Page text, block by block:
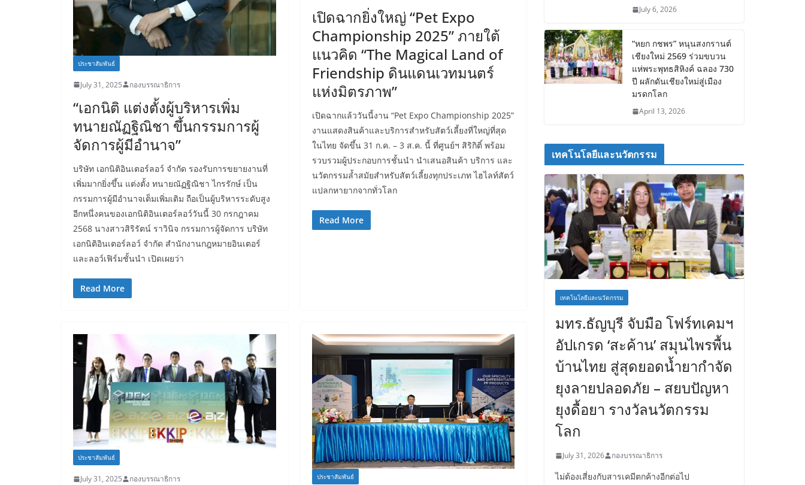
ประชาสัมพันธ์
July 31, 2025 กองบรรณาธิการ
“เอกนิติ แต่งตั้งผู้บริหารเพิ่ม
ทนายณัฏฐิณิชา ขึ้นกรรมการผู้
จัดการผู้มีอำนาจ”
บริษัท เอกนิติอินเตอร์ลอว์ จำกัด รองรับการขยายงานที่
เพิ่มมากยิ่งขึ้น แต่งตั้ง ทนายณัฏฐิณิชา ไกรรักษ์ เป็น
กรรมการผู้มีอำนาจเต็มเพิ่มเติม ถือเป็นผู้บริหารระดับสูง
อีกหนึ่งคนของเอกนิติอินเตอร์ลอว์วันนี้ 30 กรกฎาคม
2568 นางสาวสิริรัตน์ ราวินิจ กรรมการผู้จัดการ บริษัท
เอกนิติอินเตอร์ลอว์ จำกัด สำนักงานกฎหมายอินเตอร์
และลอว์เฟิร์มชั้นนำ เปิดเผยว่า
Read More
เปิดฉากยิ่งใหญ่ “Pet Expo
Championship 2025” ภายใต้
แนวคิด “The Magical Land of
Friendship ดินแดนเวทมนตร์
แห่งมิตรภาพ”
เปิดฉากแล้ววันนี้งาน “Pet Expo Championship 2025”
งานแสดงสินค้าและบริการสำหรับสัตว์เลี้ยงที่ใหญ่ที่สุด
ในไทย จัดขึ้น 31 ก.ค. – 3 ส.ค. นี้ ที่ศูนย์ฯ สิริกิติ์ พร้อม
รวบรวมผู้ประกอบการชั้นนำ นำเสนอสินค้า บริการ และ
นวัตกรรมล้ำสมัยสำหรับสัตว์เลี้ยงทุกประเภท ไฮไลท์สัตว์
แปลกหายากจากทั่วโลก
Read More
ประชาสัมพันธ์
July 31, 2025 กองบรรณาธิการ ประชาสัมพันธ์
July 6, 2026
“หยก กชพร” หนุนสงกรานต์
เชียงใหม่ 2569 ร่วมขบวน
แห่พระพุทธสิหิงค์ ฉลอง 730
ปี ผลักดันเชียงใหม่สู่เมือง
มรดกโลก
April 13, 2026
เทคโนโลยีและนวัตกรรม
เทคโนโลยีและนวัตกรรม
มทร.ธัญบุรี จับมือ โฟร์ทเคมฯ
อัปเกรด ‘สะค้าน’ สมุนไพรพื้น
บ้านไทย สู่สุดยอดน้ำยากำจัด
ยุงลายปลอดภัย – สยบปัญหา
ยุงดื้อยา รางวัลนวัตกรรม
โลก
July 31, 2026 กองบรรณาธิการ
ไม่ต้องเสี่ยงกับสารเคมีตกค้างอีกต่อไป